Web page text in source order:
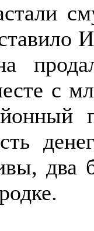
с
два